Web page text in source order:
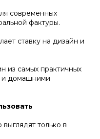
современных
фактуры.
ставку на дизайн и
из самых практичных
и домашними
только в